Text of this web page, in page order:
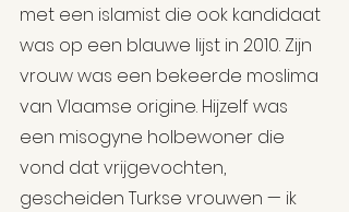
met een islamist die ook kandidaat
was op een blauwe lijst in 2010. Zijn
vrouw was een bekeerde moslima
van Vlaamse origine. Hijzelf was
een misogyne holbewoner die
vond dat vrijgevochten,
gescheiden Turkse vrouwen — ik